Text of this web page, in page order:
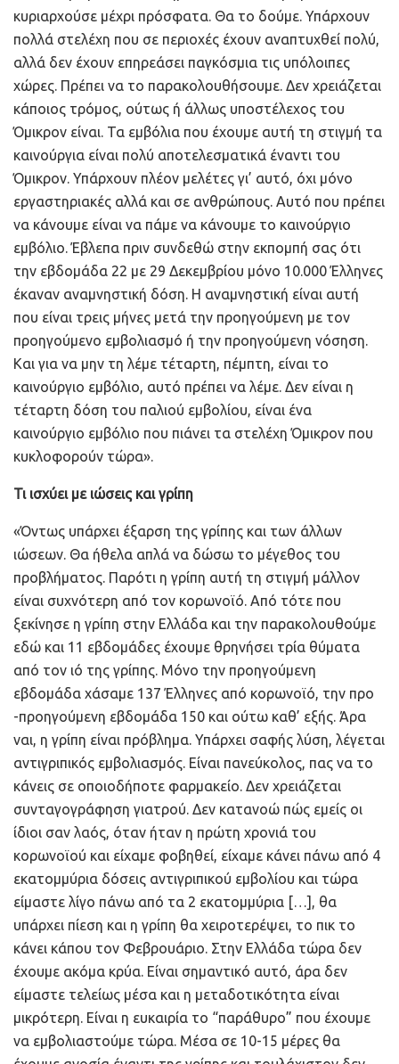
κυριαρχούσε μέχρι πρόσφατα. Θα το δούμε. Υπάρχουν
πολλά στελέχη που σε περιοχές έχουν αναπτυχθεί πολύ,
αλλά δεν έχουν επηρεάσει παγκόσμια τις υπόλοιπες
χώρες. Πρέπει να το παρακολουθήσουμε. Δεν χρειάζεται
κάποιος τρόμος, ούτως ή άλλως υποστέλεχος του
Όμικρον είναι. Τα εμβόλια που έχουμε αυτή τη στιγμή τα
καινούργια είναι πολύ αποτελεσματικά έναντι του
Όμικρον. Υπάρχουν πλέον μελέτες γι’ αυτό, όχι μόνο
εργαστηριακές αλλά και σε ανθρώπους. Αυτό που πρέπει
να κάνουμε είναι να πάμε να κάνουμε το καινούργιο
εμβόλιο. Έβλεπα πριν συνδεθώ στην εκπομπή σας ότι
την εβδομάδα 22 με 29 Δεκεμβρίου μόνο 10.000 Έλληνες
έκαναν αναμνηστική δόση. Η αναμνηστική είναι αυτή
που είναι τρεις μήνες μετά την προηγούμενη με τον
προηγούμενο εμβολιασμό ή την προηγούμενη νόσηση.
Και για να μην τη λέμε τέταρτη, πέμπτη, είναι το
καινούργιο εμβόλιο, αυτό πρέπει να λέμε. Δεν είναι η
τέταρτη δόση του παλιού εμβολίου, είναι ένα
καινούργιο εμβόλιο που πιάνει τα στελέχη Όμικρον που
κυκλοφορούν τώρα».
Τι ισχύει με ιώσεις και γρίπη
«Όντως υπάρχει έξαρση της γρίπης και των άλλων
ιώσεων. Θα ήθελα απλά να δώσω το μέγεθος του
προβλήματος. Παρότι η γρίπη αυτή τη στιγμή μάλλον
είναι συχνότερη από τον κορωνοϊό. Από τότε που
ξεκίνησε η γρίπη στην Ελλάδα και την παρακολουθούμε
εδώ και 11 εβδομάδες έχουμε θρηνήσει τρία θύματα
από τον ιό της γρίπης. Μόνο την προηγούμενη
εβδομάδα χάσαμε 137 Έλληνες από κορωνοϊό, την προ
-προηγούμενη εβδομάδα 150 και ούτω καθ’ εξής. Άρα
ναι, η γρίπη είναι πρόβλημα. Υπάρχει σαφής λύση, λέγεται
αντιγριπικός εμβολιασμός. Είναι πανεύκολος, πας να το
κάνεις σε οποιοδήποτε φαρμακείο. Δεν χρειάζεται
συνταγογράφηση γιατρού. Δεν κατανοώ πώς εμείς οι
ίδιοι σαν λαός, όταν ήταν η πρώτη χρονιά του
κορωνοϊού και είχαμε φοβηθεί, είχαμε κάνει πάνω από 4
εκατομμύρια δόσεις αντιγριπικού εμβολίου και τώρα
είμαστε λίγο πάνω από τα 2 εκατομμύρια […], θα
υπάρχει πίεση και η γρίπη θα χειροτερέψει, το πικ το
κάνει κάπου τον Φεβρουάριο. Στην Ελλάδα τώρα δεν
έχουμε ακόμα κρύα. Είναι σημαντικό αυτό, άρα δεν
είμαστε τελείως μέσα και η μεταδοτικότητα είναι
μικρότερη. Είναι η ευκαιρία το “παράθυρο” που έχουμε
να εμβολιαστούμε τώρα. Μέσα σε 10-15 μέρες θα